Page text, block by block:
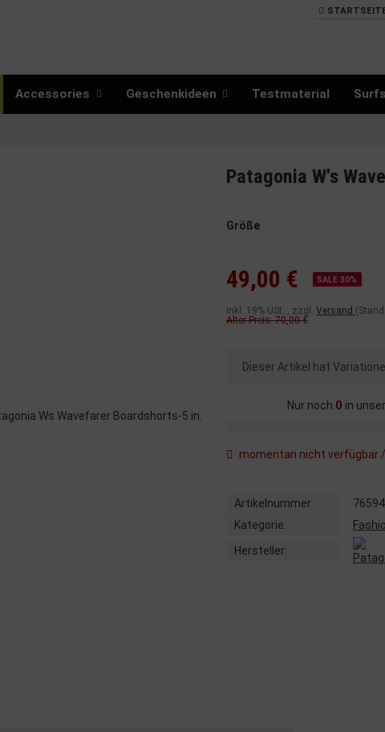
Accessories Geschenkideen Testmaterial
Patagonia W's
Größe
49,00 € SALE 30%
inkl. 19% USt. , zzgl. Versand
Alter Preis: 70,00 €
xDieser Artikel hat
Nur noch 0 in
momentan nicht verfügbar
Artikelnummer:
Kategorie:
Hersteller: